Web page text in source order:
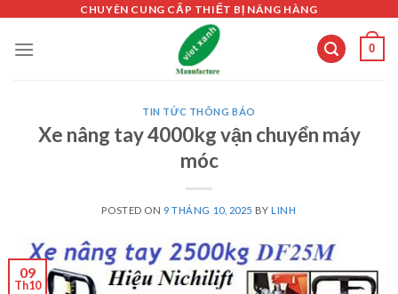
content
CHUYÊN CUNG CẤP THIẾT BỊ NÂNG HÀNG
0
TIN TỨC THÔNG BÁO
Xe nâng tay 4000kg vận chuyển máy
móc
POSTED ON 9 THÁNG 10, 2025 BYLINH
09
Th10